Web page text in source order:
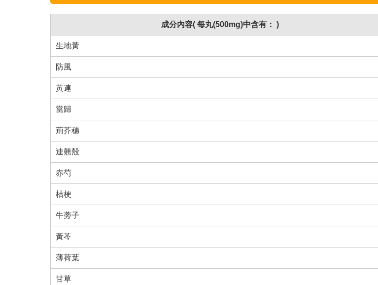
成分內容( 每丸(500mg)中含有： )
生地黃
防風
黃連
當歸
荊芥穗
連翹殼
赤芍
桔梗
牛蒡子
黃芩
薄荷葉
甘草